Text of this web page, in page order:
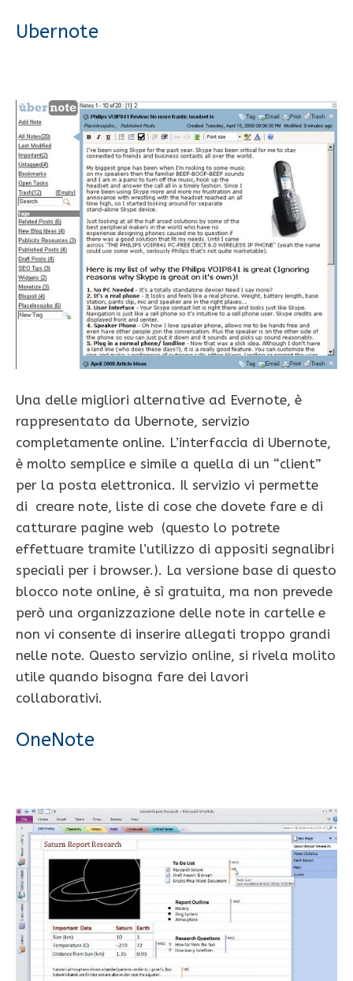
Ubernote
Una delle migliori alternative ad Evernote, è
rappresentato da Ubernote, servizio
completamente online. L’interfaccia di Ubernote,
è molto semplice e simile a quella di un “client”
per la posta elettronica. Il servizio vi permette
di creare note, liste di cose che dovete fare e di
catturare pagine web (questo lo potrete
effettuare tramite l’utilizzo di appositi segnalibri
speciali per i browser.). La versione base di questo
blocco note online, è sì gratuita, ma non prevede
però una organizzazione delle note in cartelle e
non vi consente di inserire allegati troppo grandi
nelle note. Questo servizio online, si rivela molito
utile quando bisogna fare dei lavori
collaborativi.
OneNote